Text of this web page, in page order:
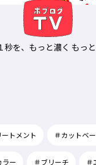
秒を、もっと濃く もっ
トメント ＃カットベ
ラー ＃ブリーチ ＃